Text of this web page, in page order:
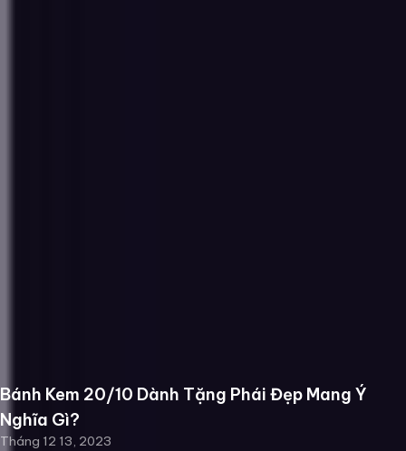
Bánh Kem 20/10 Dành Tặng Phái Đẹp Mang Ý
Nghĩa Gì?
Tháng 12 13, 2023